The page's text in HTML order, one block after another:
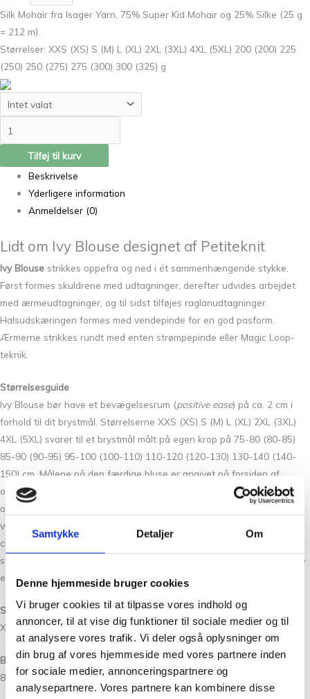
Samtykke Detaljer Om
Denne hjemmeside bruger cookies
Vi bruger cookies til at tilpasse vores indhold og
annoncer, til at vise dig funktioner til sociale medier og til
at analysere vores trafik. Vi deler også oplysninger om
din brug af vores hjemmeside med vores partnere inden
for sociale medier, annonceringspartnere og
analysepartnere. Vores partnere kan kombinere disse
Silk Mohair fra Isager Yarn, 75% Super Kid Mohair og 25% Silke (25 g
= 212 m).
Størrelser: XXS (XS) S (M) L (XL) 2XL (3XL) 4XL (5XL) 200 (200) 225
(250) 250 (275) 275 (300) 300 (325) g
Tilføj til kurv
Beskrivelse
Yderligere information
Anmeldelser (0)
Lidt om Ivy Blouse designet af Petiteknit
Ivy Blouse strikkes oppefra og ned i ét sammenhængende stykke.
Først formes skuldrene med udtagninger, derefter udvides arbejdet
med ærmeudtagninger, og til sidst tilføjes raglanudtagninger.
Halsudskæringen formes med vendepinde for en god pasform.
Ærmerne strikkes rundt med enten strømpepinde eller Magic Loop-
teknik.
Størrelsesguide
Ivy Blouse bør have et bevægelsesrum (positive ease) på ca. 2 cm i
forhold til dit brystmål. Størrelserne XXS (XS) S (M) L (XL) 2XL (3XL)
4XL (5XL) svarer til et brystmål målt på egen krop på 75-80 (80-85)
85-90 (90-95) 95-100 (100-110) 110-120 (120-130) 130-140 (140-
150) cm. Målene på den færdige bluse er angivet på forsiden af
opskriften (bemærk, at disse mål kun gælder, hvis strikkefastheden
overholdes). Mål dig selv, inden du går i gang med at strikke, for at
vurdere hvilken størrelse, der vil passe dig bedst. Hvis du fx måler 90
cm rundt om brystet (eller det bredeste sted på din krop), bør du
strikke en str. S. En bluse i str. S har overvidden 92 cm og vil i nævnte
eksempel give et bevægelsesrum (
positive ease
Størrelser:
XXS (XS) S (M) L (XL) 2XL (3XL) 4XL (5XL)
Blusenss overvidde:
82 (87) 92 (97) 102 (112) 122 (132) 142 (152) cm